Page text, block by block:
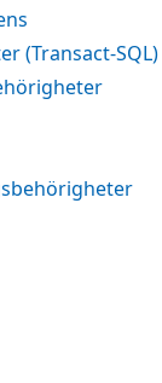
(Transact-SQL)